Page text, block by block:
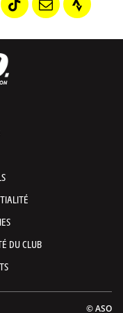
DU CLUB
© ASO